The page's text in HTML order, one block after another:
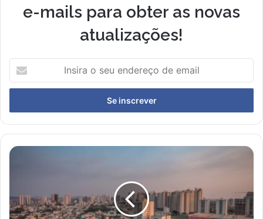
e-mails para obter as novas
atualizações!
seu
de
email
Veranico
Preto:
Prepare-